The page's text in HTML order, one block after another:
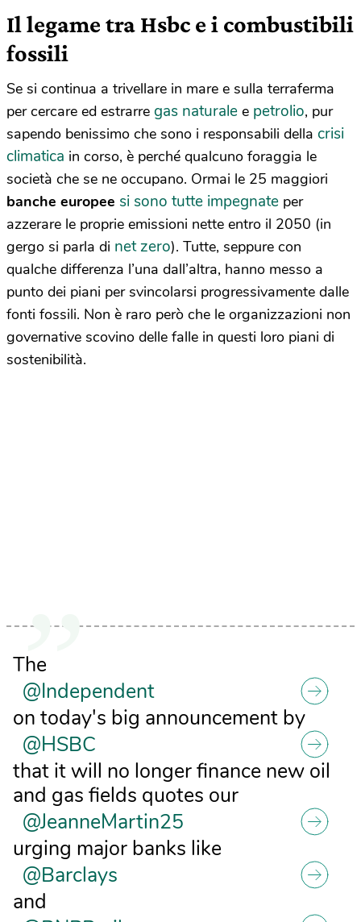
Il legame tra Hsbc e i combustibili
fossili
Se si continua a trivellare in mare e sulla terraferma
per cercare ed estrarre gas naturale e petrolio, pur
sapendo benissimo che sono i responsabili della crisi
climatica in corso, è perché qualcuno foraggia le
società che se ne occupano. Ormai le 25 maggiori
banche europee si sono tutte impegnate per
azzerare le proprie emissioni nette entro il 2050 (in
gergo si parla di net zero). Tutte, seppure con
qualche differenza l’una dall’altra, hanno messo a
punto dei piani per svincolarsi progressivamente dalle
fonti fossili. Non è raro però che le organizzazioni non
governative scovino delle falle in questi loro piani di
sostenibilità.
The
@Independent
on today's big announcement by
@HSBC
that it will no longer finance new oil
and gas fields quotes our
@JeanneMartin25
urging major banks like
@Barclays
and